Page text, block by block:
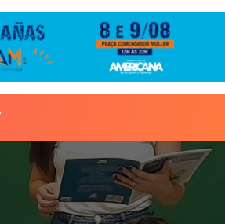
o 2º semestre